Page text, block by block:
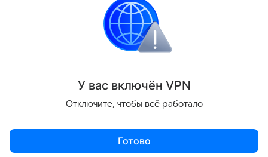
главнокомандующего Сырского и возвращения
Михаила Федорова на должность главы
Министерства обороны Украины.
Поделиться
У вас включён VPN
Отключите, чтобы всё работало
Готово